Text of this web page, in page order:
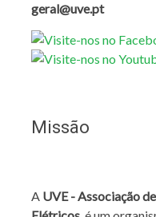
geral@uve.pt
Missão
A UVE - Associação